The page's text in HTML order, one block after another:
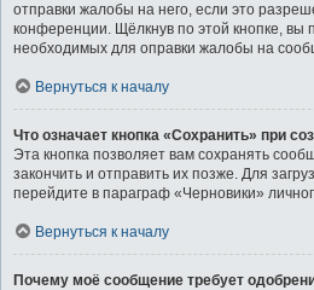
отправки жалобы на него, если это
конференции. Щёлкнув по этой кнопке, вы
необходимых для оправки жалобы на
Вернуться к началу
Что означает кнопка «Сохранить» при
Эта кнопка позволяет вам сохранять
закончить и отправить их позже. Для
перейдите в параграф «Черновики»
Вернуться к началу
Почему моё сообщение требует